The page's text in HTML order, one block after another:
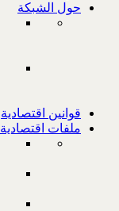
حول الشبكة
قوانين اقتصادية
ملفات اقتصادية